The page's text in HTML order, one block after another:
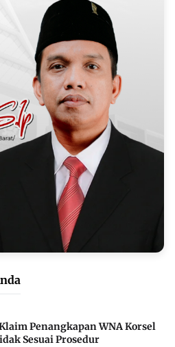
Penangkapan WNA Korsel
Sesuai Prosedur